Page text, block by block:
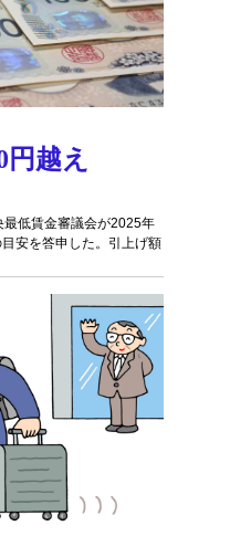
越え
低賃金審議会が2025年
安を答申した。引上げ額